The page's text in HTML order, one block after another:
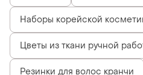
Наборы корейской
Цветы из ткани ручной
Резинки для волос кранчи